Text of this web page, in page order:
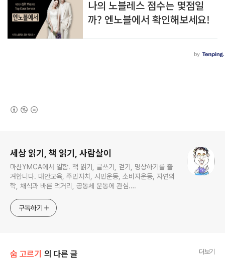
세상 읽기, 책 읽기, 사람살이
마산YMCA에서 일함. 책 읽기, 글쓰기, 걷기, 명상하기를 즐
겨합니다. 대안교육, 주민자치, 시민운동, 소비자운동, 자연의
학, 채식과 바른 먹거리, 공동체 운동에 관심.
http://www.facebook.com/ymcaman
구독하기
숨 고르기 의 다른 글 더보기